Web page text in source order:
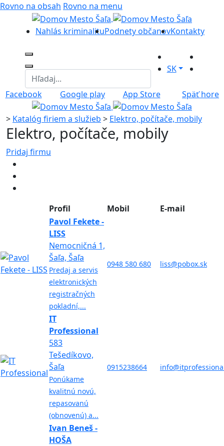
Rovno na obsah Rovno na menu
Nahlás kriminalituPodnety občanovKontakty
SK
Facebook Google play App Store Späť hore
> Katalóg firiem a služieb > Elektro, počítače, mobily
Elektro, počítače, mobily
Pridaj firmu
Profil Mobil
E-mail
Pavol Fekete -
LISS
Nemocničná 1,
Šaľa, Šaľa
Predaj a servis
elektronických
registračných
pokladní,...
0948 580 680 liss@pobox.sk
IT
Professional
583
Tešedíkovo,
Šaľa
Ponúkame
kvalitnú novú,
repasovanú
(obnovenú) a...
0915238664
Ivan Beneš -
HOŠA